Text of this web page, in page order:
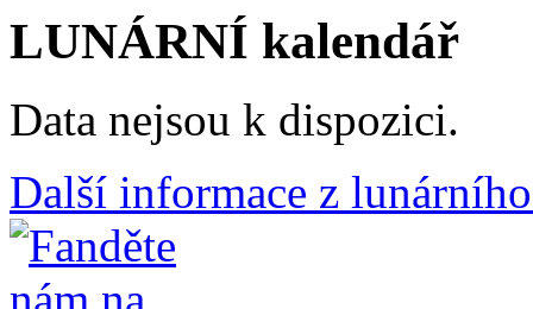
LUNÁRNÍ kalendář
Data nejsou k dispozici.
Další informace z